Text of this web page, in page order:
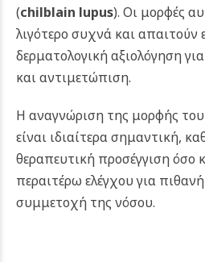
(chilblain lupus). Οι μορφές
λιγότερο συχνά και απαιτούν
δερματολογική αξιολόγηση
και αντιμετώπιση.
Η αναγνώριση της μορφής
είναι ιδιαίτερα σημαντική,
θεραπευτική προσέγγιση όσο
περαιτέρω ελέγχου για
συμμετοχή της νόσου.